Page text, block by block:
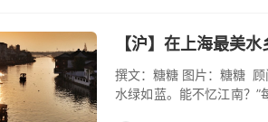
【沪】在上海最美
撰文：糖糖 图片：糖糖 顾
水绿如蓝。能不忆江南？”